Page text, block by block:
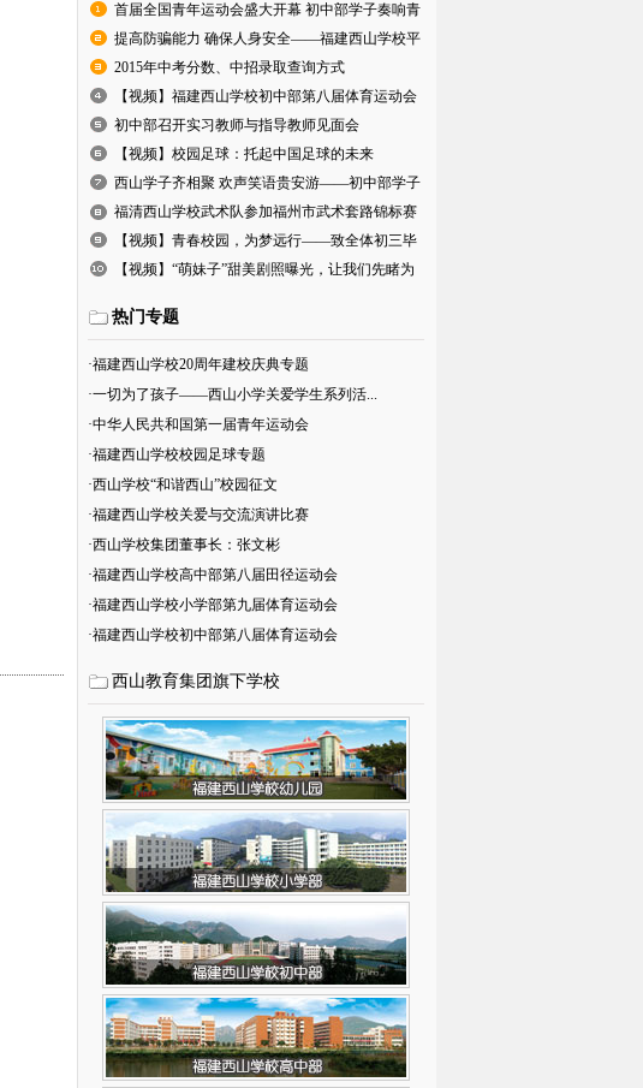
首届全国青年运动会盛大开幕 初中部学子奏响青
春旋律
提高防骗能力 确保人身安全——福建西山学校平
安寒假
2015年中考分数、中招录取查询方式
【视频】福建西山学校初中部第八届体育运动会
盛大开幕
初中部召开实习教师与指导教师见面会
【视频】校园足球：托起中国足球的未来
西山学子齐相聚 欢声笑语贵安游——初中部学子
贵安欢
福清西山学校武术队参加福州市武术套路锦标赛
喜获佳绩
【视频】青春校园，为梦远行——致全体初三毕
业班师生
【视频】“萌妹子”甜美剧照曝光，让我们先睹为
热门专题
·福建西山学校20周年建校庆典专题
·一切为了孩子——西山小学关爱学生系列活...
·中华人民共和国第一届青年运动会
·福建西山学校校园足球专题
·西山学校“和谐西山”校园征文
·福建西山学校关爱与交流演讲比赛
·西山学校集团董事长：张文彬
·福建西山学校高中部第八届田径运动会
·福建西山学校小学部第九届体育运动会
·福建西山学校初中部第八届体育运动会
西山教育集团旗下学校